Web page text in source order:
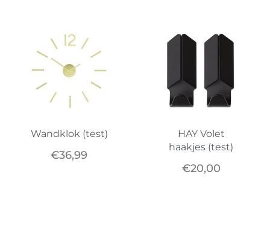
Wandklok (test)
€36,99
HAY Volet
haakjes (test)
€20,00